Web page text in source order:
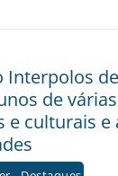
Interpolos
de
e culturais e